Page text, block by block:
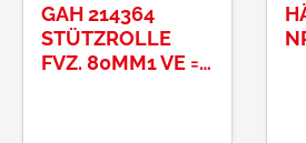
GAH 214364
STÜTZROLLE
FVZ. 80MM1 VE = 1